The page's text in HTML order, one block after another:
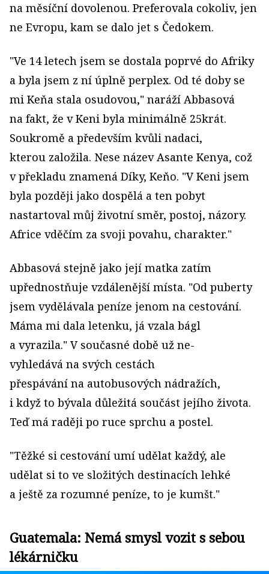
na měsíční dovolenou. Prefe­rovala cokoliv, jen
ne Evropu, kam se dalo jet s Čedokem.
"Ve 14 letech jsem se dostala poprvé do Afriky
a byla jsem z ní úplně perplex. Od té doby se
mi Keňa stala osudovou," naráží Abbasová
na fakt, že v Keni byla minimálně 25krát.
Soukromě a především kvůli nadaci,
kterou založila. Nese název Asante Kenya, což
v překladu znamená Díky, Keňo. "V Keni jsem
byla později jako dospělá a ten pobyt
nastartoval můj životní směr, postoj, názory.
Africe vděčím za svoji povahu, charakter."
Abbasová stejně jako její matka zatím
upřednostňuje vzdálenější místa. "Od puberty
jsem vydělávala peníze jenom na cestování.
Máma mi dala letenku, já vzala bágl
a vyrazila." V současné době už ne­
vyhledává na svých cestách
přespávání na autobu­sových nádražích,
i když to bývala důležitá součást jejího života.
Teď má raději po ruce sprchu a postel.
"Těžké si cestování umí udělat každý, ale
udělat si to ve složitých destinacích lehké
a ještě za rozumné peníze, to je kumšt."
Guatemala: Nemá smysl vozit s sebou
lékárničku